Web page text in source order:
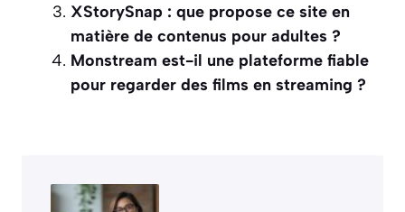
XStorySnap : que propose ce site en
matière de contenus pour adultes ?
Monstream est-il une plateforme fiable
pour regarder des films en streaming ?